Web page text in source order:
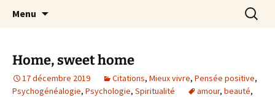
Mon big-bang intérieur
par Chantal Rialland
Menu
Home, sweet home
17 décembre 2019 Citations, Mieux vivre, Pensée positive,
Psychogénéalogie, Psychologie, Spiritualité amour, beauté,